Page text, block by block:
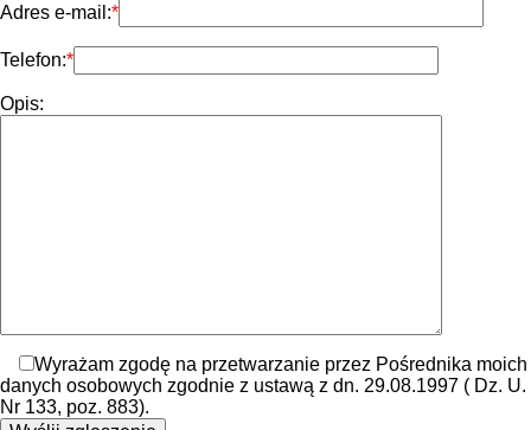
Adres e-mail:
Telefon:
Opis:
Wyrażam zgodę na przetwarzanie przez Pośrednika moich
danych osobowych zgodnie z ustawą z dn. 29.08.1997 ( Dz. U.
Nr 133, poz. 883).